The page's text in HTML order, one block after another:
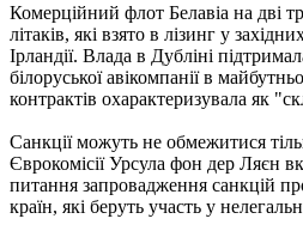
Комерційний флот Белавіа на дві
літаків, які взято в лізинг у
Ірландії. Влада в Дубліні
білоруської авікомпанії в
контрактів охарактеризувала як
Санкції можуть не обмежитися
Єврокомісії Урсула фон дер Ляєн
питання запровадження санкцій
країн, які беруть участь у